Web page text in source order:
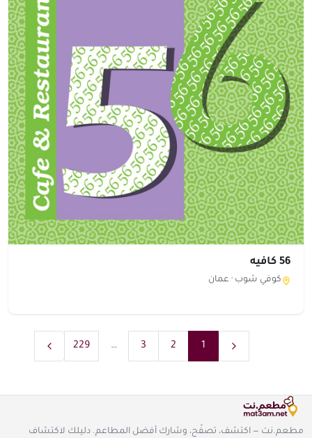
56 كافيه
كوفي شوب · عمان
1
2
3
…
229
مطعم.نت — اكتشف، تصفّح، وشارك أفضل المطاعم. دليلك لاكتشاف